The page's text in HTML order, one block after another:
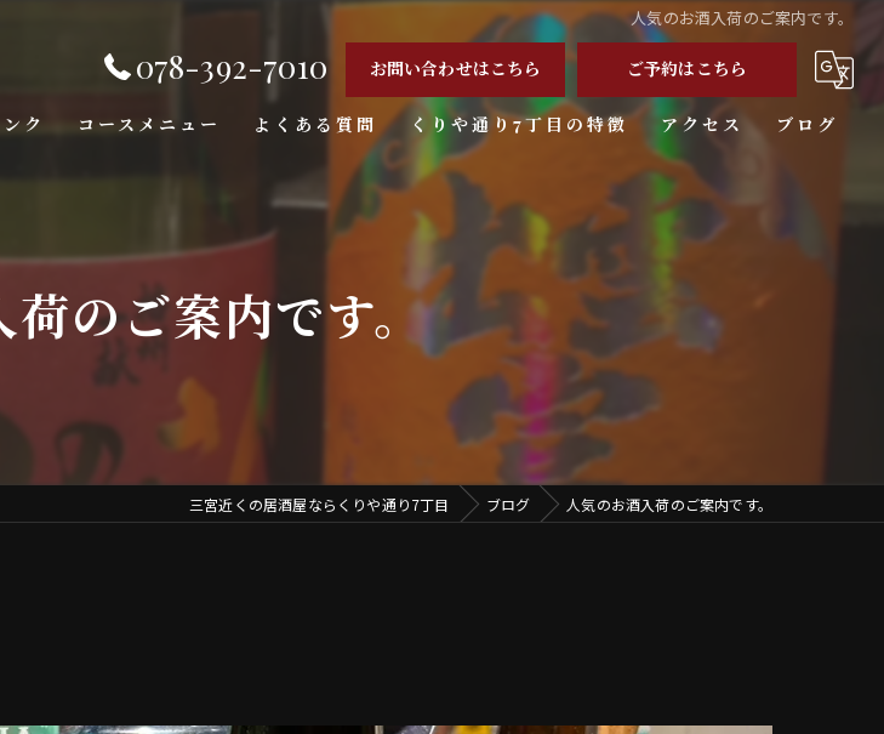
人気のお酒入荷のご案内です。
078-392-7010 お問い合わせはこちら ご予約はこちら
ク コースメニュー よくある質問 くりや通り7丁目の特徴
日本酒
二軒目
アクセス ブログ
荷のご案内です。
三宮近くの居酒屋ならくりや通り7丁目 ブログ 人気のお酒入荷のご案内です。